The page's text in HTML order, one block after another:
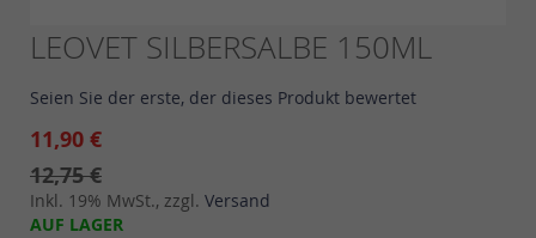
Skip
to
beginning
of
the
images
gallery
LEOVET SILBERSALBE 150ML
Seien Sie der erste, der dieses Produkt bewertet
11,90 €
12,75 €
Inkl. 19% MwSt., zzgl. Versand
AUF LAGER